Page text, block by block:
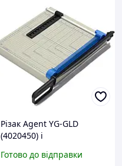
Різак Agent YG-GLD
(4020450) i
Готово до відправки